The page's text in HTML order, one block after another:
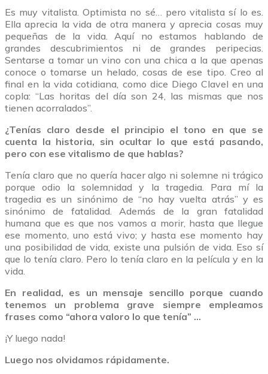
Es muy vitalista. Optimista no sé… pero vitalista sí lo es.
Ella aprecia la vida de otra manera y aprecia cosas muy
pequeñas de la vida. Aquí no estamos hablando de
grandes descubrimientos ni de grandes peripecias.
Sentarse a tomar un vino con una chica a la que apenas
conoce o tomarse un helado, cosas de ese tipo. Creo al
final en la vida cotidiana, como dice Diego Clavel en una
copla: “Las horitas del día son 24, las mismas que nos
tienen acorralados”.
¿Tenías claro desde el principio el tono en que se
cuenta la historia, sin ocultar lo que está pasando,
pero con ese vitalismo de que hablas?
Tenía claro que no quería hacer algo ni solemne ni trágico
porque odio la solemnidad y la tragedia. Para mí la
tragedia es un sinónimo de “no hay vuelta atrás” y es
sinónimo de fatalidad. Además de la gran fatalidad
humana que es que nos vamos a morir, hasta que llegue
ese momento, uno está vivo; y hasta ese momento hay
una posibilidad de vida, existe una pulsión de vida. Eso sí
que lo tenía claro. Pero lo tenía claro en la película y en la
vida.
En realidad, es un mensaje sencillo porque cuando
tenemos un problema grave siempre empleamos
frases como “ahora valoro lo que tenía” …
¡Y luego nada!
Luego nos olvidamos rápidamente.